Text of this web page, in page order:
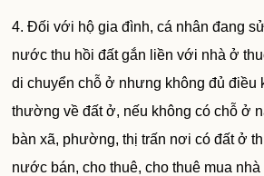
4. Đối với hộ gia đình, cá nhân đang
nước thu hồi đất gắn liền với nhà ở
di chuyển chỗ ở nhưng không đủ điều
thường về đất ở, nếu không có chỗ ở
bàn xã, phường, thị trấn nơi có đất ở
nước bán, cho thuê, cho thuê mua